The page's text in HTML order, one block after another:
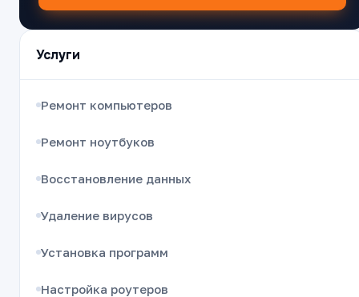
Услуги
Ремонт компьютеров
Ремонт ноутбуков
Восстановление данных
Удаление вирусов
Установка программ
Настройка роутеров